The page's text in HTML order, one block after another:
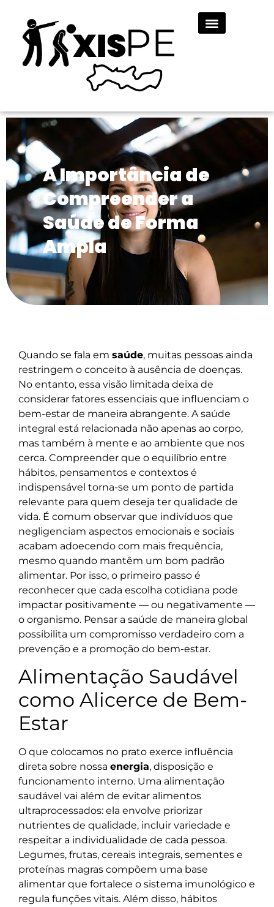
A Importância de
Compreender a
Saúde de Forma
Ampla
Quando se fala em saúde, muitas pessoas ainda
restringem o conceito à ausência de doenças.
No entanto, essa visão limitada deixa de
considerar fatores essenciais que influenciam o
bem-estar de maneira abrangente. A saúde
integral está relacionada não apenas ao corpo,
mas também à mente e ao ambiente que nos
cerca. Compreender que o equilíbrio entre
hábitos, pensamentos e contextos é
indispensável torna-se um ponto de partida
relevante para quem deseja ter qualidade de
vida. É comum observar que indivíduos que
negligenciam aspectos emocionais e sociais
acabam adoecendo com mais frequência,
mesmo quando mantêm um bom padrão
alimentar. Por isso, o primeiro passo é
reconhecer que cada escolha cotidiana pode
impactar positivamente — ou negativamente —
o organismo. Pensar a saúde de maneira global
possibilita um compromisso verdadeiro com a
prevenção e a promoção do bem-estar.
Alimentação Saudável
como Alicerce de Bem-
Estar
O que colocamos no prato exerce influência
direta sobre nossa energia, disposição e
funcionamento interno. Uma alimentação
saudável vai além de evitar alimentos
ultraprocessados: ela envolve priorizar
nutrientes de qualidade, incluir variedade e
respeitar a individualidade de cada pessoa.
Legumes, frutas, cereais integrais, sementes e
proteínas magras compõem uma base
alimentar que fortalece o sistema imunológico e
regula funções vitais. Além disso, hábitos